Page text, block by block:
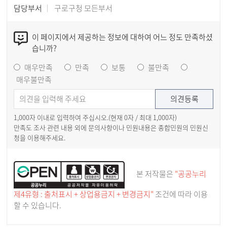
담당부서 구로구청 모든부서
이 페이지에서 제공하는 정보에 대하여 어느 정도 만족하셨
습니까?
매우만족
만족 보통
불만족
매우불만족
1,000자 이내로 입력하여 주십시오.(현재 0자 / 최대 1,000자)
만족도 조사 관련 내용 외에 문의사항이나 민원내용은 종합민원의 민원신
청을 이용해주세요.
본 저작물은 "공공누리
제4유형 : 출처표시 + 상업용금지 + 변경금지" 조건에 따라 이용
할 수 있습니다.